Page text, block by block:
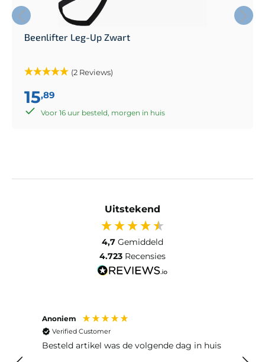
Beenlifter Leg-Up Zwart
(2 Reviews)
15,89
Voor 16 uur besteld, morgen in huis
Uitstekend
4,7 Gemiddeld
4.723 Recensies
Anoniem
Verified Customer
Besteld artikel was de volgende dag in huis